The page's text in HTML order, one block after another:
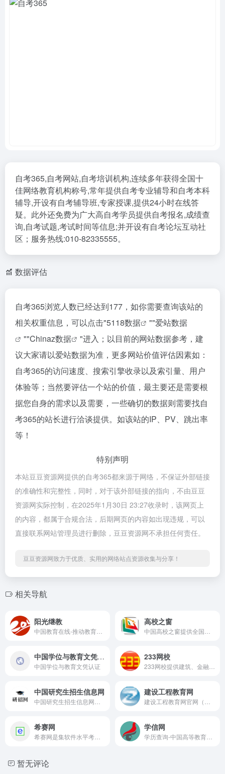
自考365,自考网站,自考培训机构,连续多年获得全国十
佳网络教育机构称号,常年提供自考专业辅导和自考本科
辅导,开设有自考辅导班,专家授课,提供24小时在线答
疑。此外还免费为广大高自考学员提供自考报名,成绩查
询,自考试题,考试时间等信息;并开设有自考论坛互动社
区；服务热线:010-82335555。
数据评估
自考365浏览人数已经达到177，如你需要查询该站的
相关权重信息，可以点击"5118数据 ""爱站数据
""Chinaz数据
"进入；以目前的网站数据参考，建
议大家请以爱站数据为准，更多网站价值评估因素如：
自考365的访问速度、搜索引擎收录以及索引量、用户
体验等；当然要评估一个站的价值，最主要还是需要根
据您自身的需求以及需要，一些确切的数据则需要找自
考365的站长进行洽谈提供。如该站的IP、PV、跳出率
等！
特别声明
本站豆豆资源网提供的自考365都来源于网络，不保证外部链接
的准确性和完整性，同时，对于该外部链接的指向，不由豆豆
资源网实际控制，在2025年1月30日 23:27收录时，该网页上
的内容，都属于合规合法，后期网页的内容如出现违规，可以
直接联系网站管理员进行删除，豆豆资源网不承担任何责任。
豆豆资源网致力于优质、实用的网络站点资源收集与分享！
相关导航
阳光继教 高校之窗
中国学位与教育文凭认证
中国学位与教育文凭认证
233网校
中国研究生招生信息网 建设工程教育网
希赛网 学信网
暂无评论